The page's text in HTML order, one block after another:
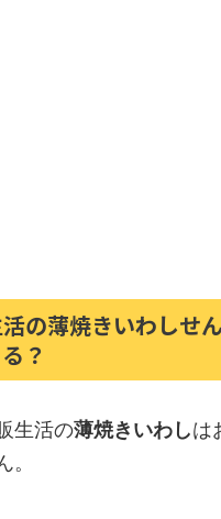
の薄焼きいわしせ
？
生活の薄焼きいわしは
。